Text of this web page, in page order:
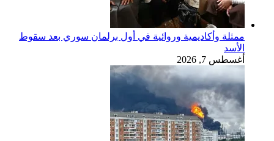
ممثلة وأكاديمية وروائية في أول برلمان سوري بعد سقوط
الأسد
أغسطس 7, 2026